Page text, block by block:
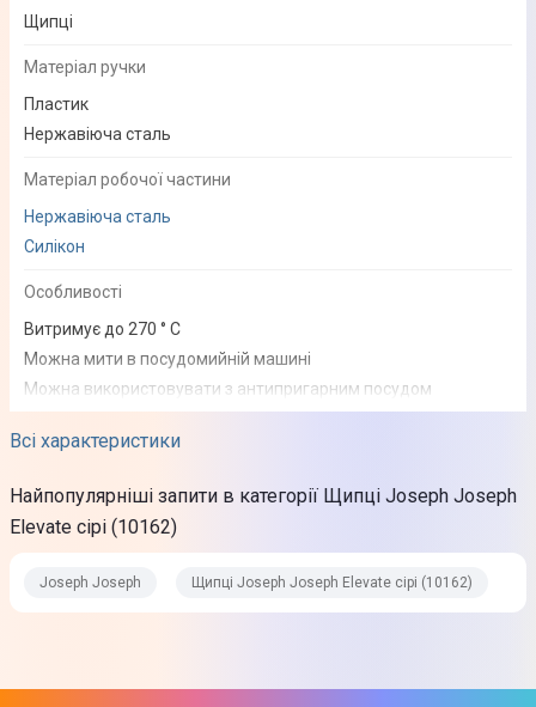
Всі характеристики
Щипці
Матеріал ручки
Пластик
Нержавіюча сталь
Матеріал робочої частини
Нержавіюча сталь
Силікон
Особливості
Витримує до 270 ° С
Можна мити в посудомийній машині
Можна використовувати з антипригарним посудом
Фізичні характеристики
Зелений
Сірий
150 г
Найпопулярніші запити в категорії Щипці Joseph Joseph
Elevate сірі (10162)
Joseph Joseph Щипці Joseph Joseph Elevate сірі (10162)